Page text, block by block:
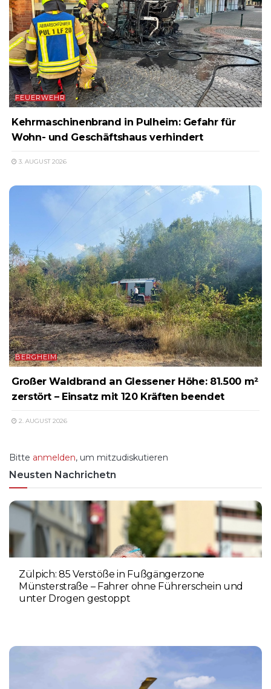
FEUERWEHR
Kehrmaschinenbrand in Pulheim: Gefahr für
Wohn- und Geschäftshaus verhindert
3. AUGUST 2026
BERGHEIM
Großer Waldbrand an Glessener Höhe: 81.500 m²
zerstört – Einsatz mit 120 Kräften beendet
2. AUGUST 2026
Bitte anmelden, um mitzudiskutieren
Neusten Nachrichetn
Zülpich: 85 Verstöße in Fußgängerzone
Münsterstraße – Fahrer ohne Führerschein und
unter Drogen gestoppt